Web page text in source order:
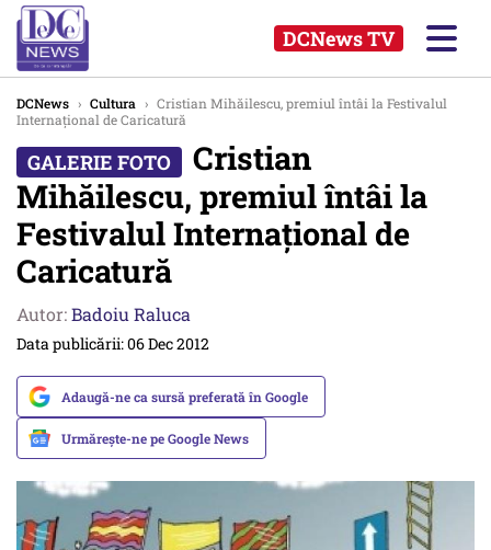
DCNews TV
DCNews › Cultura › Cristian Mihăilescu, premiul întâi la Festivalul
Internațional de Caricatură
Cristian
Mihăilescu, premiul întâi la
Festivalul Internațional de
Caricatură
Autor:Badoiu Raluca
Data publicării: 06 Dec 2012
Adaugă-ne ca sursă preferată în Google
Urmărește-ne pe Google News